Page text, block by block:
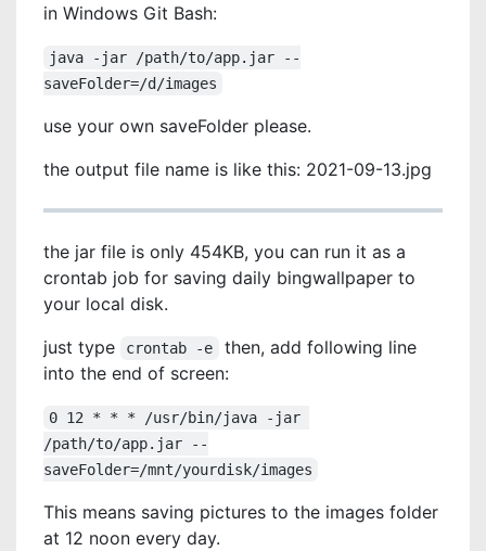
in Windows Git Bash:
java -jar /path/to/app.jar --
saveFolder=/d/images
use your own saveFolder please.
the output file name is like this: 2021-09-13.jpg
the jar file is only 454KB, you can run it as a
crontab job for saving daily bingwallpaper to
your local disk.
just type
crontab -e
then, add following line
into the end of screen:
0 12 * * * /usr/bin/java -jar
/path/to/app.jar --
saveFolder=/mnt/yourdisk/images
This means saving pictures to the images folder
at 12 noon every day.